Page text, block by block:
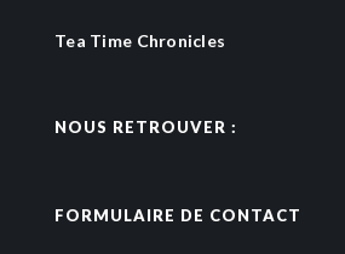
Tea Time Chronicles
NOUS RETROUVER :
FORMULAIRE DE CONTACT